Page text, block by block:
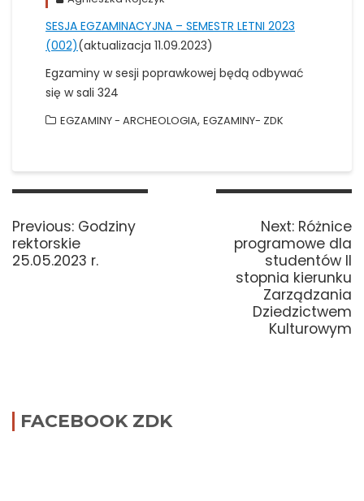
SESJA EGZAMINACYJNA – SEMESTR LETNI 2023
(002)(aktualizacja 11.09.2023)
Egzaminy w sesji poprawkowej będą odbywać
się w sali 324
EGZAMINY - ARCHEOLOGIA, EGZAMINY- ZDK
Nawigacja
Previous: Previous
post:
Godziny
rektorskie
25.05.2023 r.
Next: Next
post:
Różnice
programowe dla
studentów II
stopnia kierunku
Zarządzania
Dziedzictwem
Kulturowym
FACEBOOK ZDK